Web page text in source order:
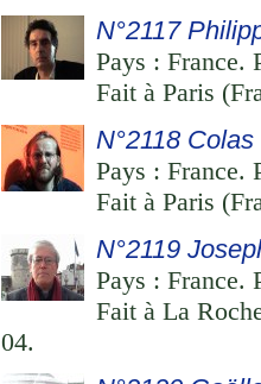
N°2117
Pays : France.
Fait à Paris
N°2118
Pays : France.
Fait à Paris
N°2119
Pays : France.
Fait à La
04.